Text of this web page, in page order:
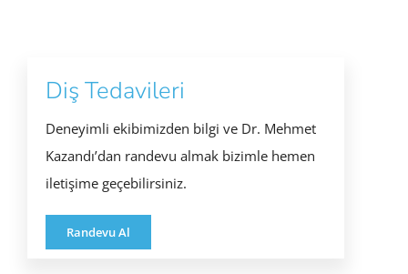
Diş Tedavileri
Deneyimli ekibimizden bilgi ve Dr. Mehmet
Kazandı’dan randevu almak bizimle hemen
iletişime geçebilirsiniz.
Randevu Al